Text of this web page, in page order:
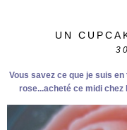
UN
30
Vous savez ce que je suis
rose...acheté ce midi chez